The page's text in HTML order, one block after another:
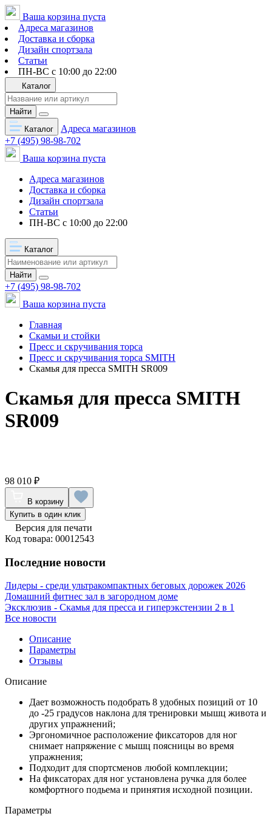
Ваша корзина пуста
Адреса магазинов
Доставка и сборка
Дизайн спортзала
Статьи
ПН-ВС с 10:00 до 22:00
Каталог
Найти
Каталог
Адреса магазинов
+7 (495) 98-98-702
Ваша корзина пуста
Адреса магазинов
Доставка и сборка
Дизайн спортзала
Статьи
ПН-ВС с 10:00 до 22:00
Каталог
Найти
+7 (495) 98-98-702
Ваша корзина пуста
Главная
Скамьи и стойки
Пресс и скручивания торса
Пресс и скручивания торса SMITH
Скамья для пресса SMITH SR009
Скамья для пресса SMITH
SR009
98 010 ₽
В корзину
Купить в один клик
Версия для печати
Код товара: 00012543
Последние новости
Лидеры - среди ультракомпактных беговых дорожек 2026
Домашний фитнес зал в загородном доме
Эксклюзив - Скамья для пресса и гиперэкстензии 2 в 1
Все новости
Описание
Параметры
Отзывы
Описание
Дает возможность подобрать 8 удобных позиций от 10
до -25 градусов наклона для тренировки мышц живота и
других упражнений;
Эргономичное расположение фиксаторов для ног
снимает напряжение с мышц поясницы во время
упражнения;
Подходит для спортсменов любой комплекции;
На фиксаторах для ног установлена ручка для более
комфортного подьема и принятия исходной позиции.
Параметры